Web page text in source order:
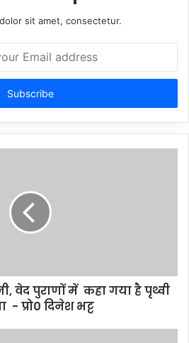
sit amet, consectetur.
वेद पुराणों में कहा गया है पृथ्वी
- प्रो0 दिनेश भट्ट